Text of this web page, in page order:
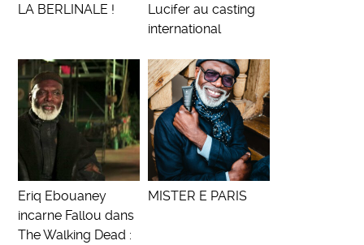
LA BERLINALE !
Lucifer au casting
international
Eriq Ebouaney
incarne Fallou dans
The Walking Dead :
MISTER E PARIS